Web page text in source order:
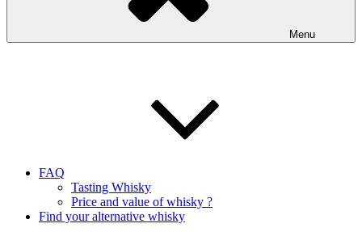
Menu
FAQ
Tasting Whisky
Price and value of whisky ?
Find your alternative whisky